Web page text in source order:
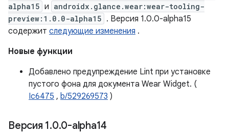
alpha15 и androidx.glance.wear:wear-tooling-
preview:1.0.0-alpha15 . Версия 1.0.0-alpha15
содержит следующие изменения .
Новые функции
Добавлено предупреждение Lint при установке
пустого фона для документа Wear Widget. (
Ic6475 , b/529269573 )
Версия 1.0.0-alpha14